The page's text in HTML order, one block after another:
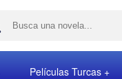
Películas Turcas